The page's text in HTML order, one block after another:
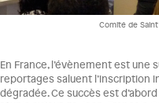
Comité de
En France, l’évènement est une
reportages saluent l’inscription
dégradée. Ce succès est